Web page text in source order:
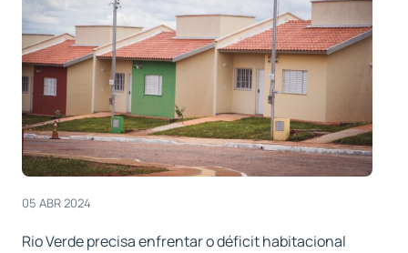
05 ABR 2024
Rio Verde precisa enfrentar o déficit habitacional